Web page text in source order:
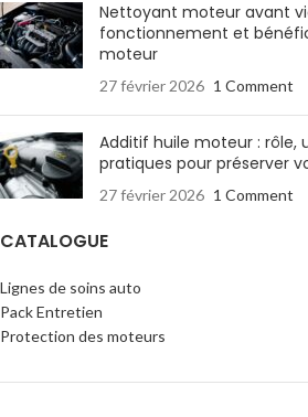
Nettoyant moteur avant
fonctionnement et
moteur
27 février 2026 1 Comment
Additif huile moteur : rôle,
pratiques pour préserver
27 février 2026 1 Comment
CATALOGUE
Lignes de soins auto
Pack Entretien
Protection des moteurs